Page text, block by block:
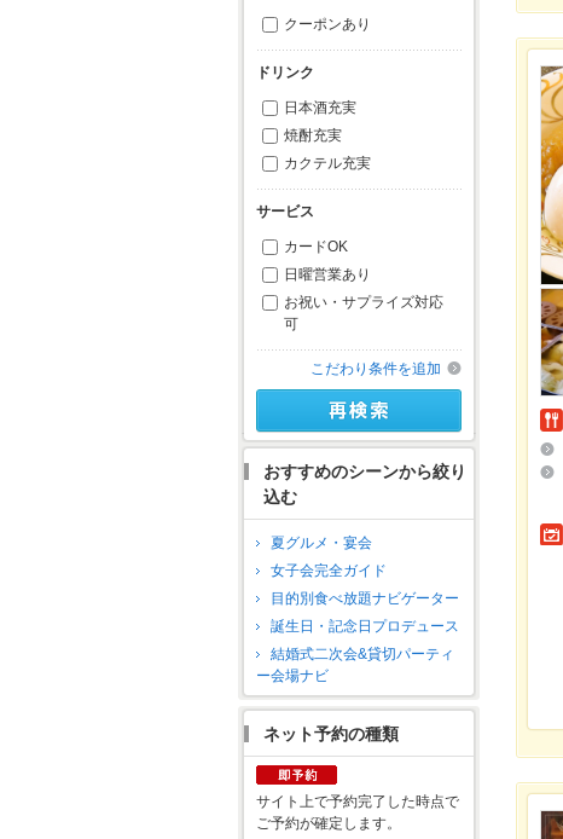
クーポンあり
ドリンク
日本酒充実
焼酎充実
カクテル充実
サービス
カードOK
日曜営業あり
お祝い・サプライズ対応
可
こだわり条件を追加
おすすめのシーンから絞り
込む
夏グルメ・宴会
女子会完全ガイド
目的別食べ放題ナビゲーター
誕生日・記念日プロデュース
結婚式二次会&貸切パーティ
ー会場ナビ
ネット予約の種類
サイト上で予約完了した時点で
ご予約が確定します。